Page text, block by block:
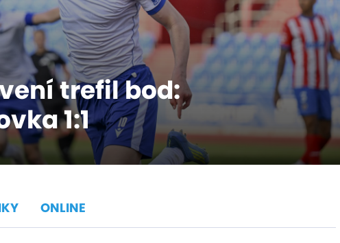
trefil bod:
1:1
ONLINE